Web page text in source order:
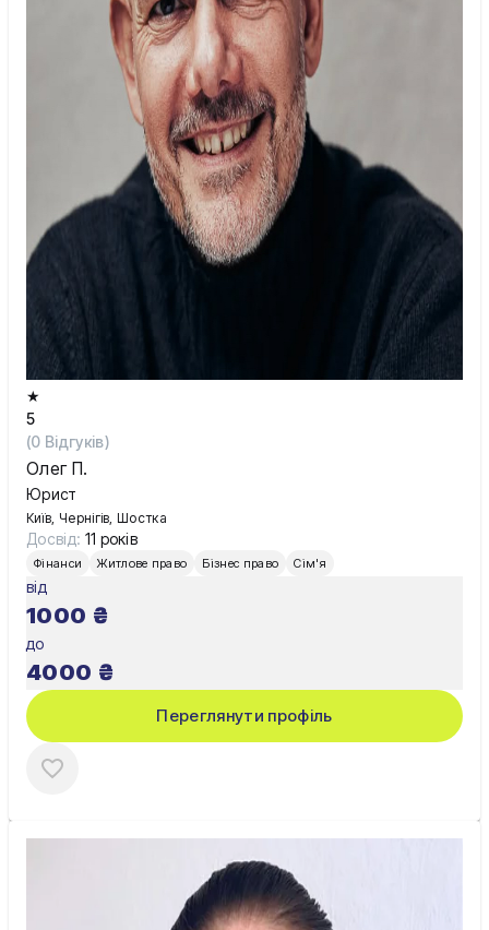
★
5
(0 Відгуків)
Олег П.
Юрист
Київ, Чернігів, Шостка
Досвід: 11 років
Фінанси Житлове право Бізнес право Сім'я
від
1000 ₴
до
4000 ₴
Переглянути профіль